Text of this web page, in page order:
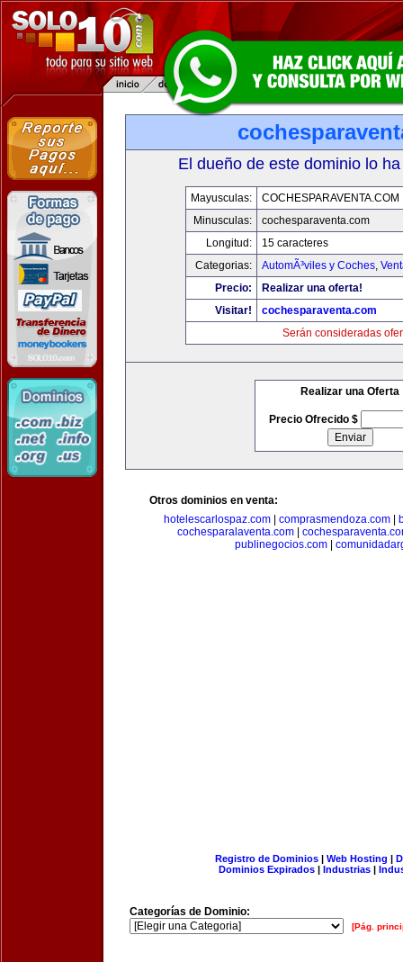
El dueño de este dominio lo
Mayusculas:
COCHESPARAVENTA.COM
Minusculas:
cochesparaventa.com
Longitud:
15 caracteres
Categorias:
AutomÃ³viles y Coches,
Precio:
Realizar una oferta!
Visitar!
cochesparaventa.com
Serán consideradas
Realizar una Oferta
Precio Ofrecido $
Otros dominios en venta:
hotelescarlospaz.com| comprasmendoza.com|
cochesparalaventa.com
publinegocios.com|
Registro de Dominios| Web Hosting |
Dominios Expirados | Industrias |
Categorías de Dominio:
[Pág.